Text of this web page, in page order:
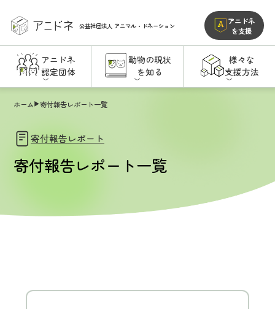
公益社団法人 アニマル・ドネーション
アニドネ
を支援
アニドネ
認定団体
動物の現状
を知る
様々な
支援方法
ホーム 寄付報告レポート一覧
寄付報告レポート
寄付報告レポート一覧